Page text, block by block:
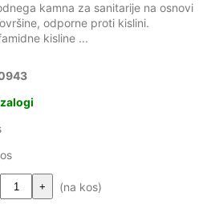
kamna za sanitarije na osnovi
odporne proti kislini.
kisline ...
+ (na kos)